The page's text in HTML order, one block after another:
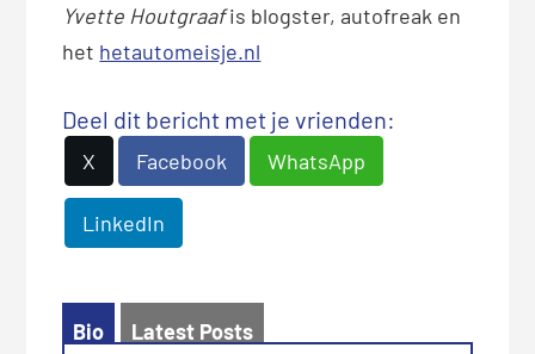
Yvette Houtgraafis blogster, autofreak en
het hetautomeisje.nl
Deel dit bericht met je vrienden:
X Facebook WhatsApp
LinkedIn
Bio
Latest Posts